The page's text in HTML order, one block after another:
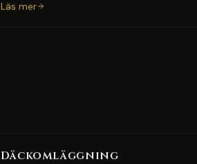
Läs mer
Däckomläggning